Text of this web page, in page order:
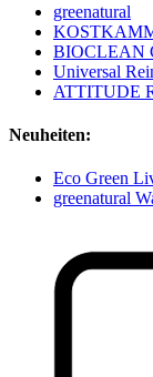
greenatural
BIOCLEAN
Universal
ATTITUDE
Neuheiten:
Eco Green
greenatural